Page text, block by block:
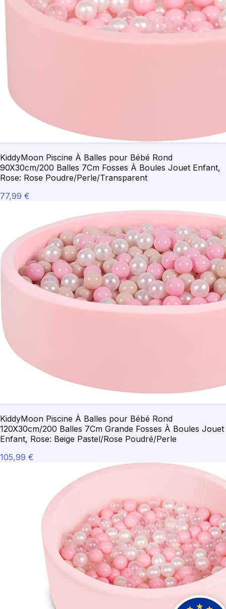
KiddyMoon Piscine À Balles pour Bébé Rond
90X30cm/200 Balles 7Cm Fosses À Boules Jouet Enfant,
Rose: Rose Poudre/Perle/Transparent
77,99 €
KiddyMoon Piscine À Balles pour Bébé Rond
120X30cm/200 Balles 7Cm Grande Fosses À Boules Jouet
Enfant, Rose: Beige Pastel/Rose Poudré/Perle
105,99 €